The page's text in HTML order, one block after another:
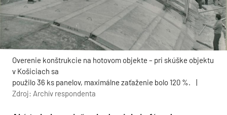
Overenie konštrukcie na hotovom objekte – pri skúške objektu
v Košiciach sa
použilo 36 ks panelov, maximálne zaťaženie bolo 120 %.
|
Zdroj: Archív respondenta